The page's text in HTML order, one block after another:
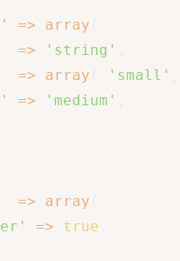
=> array
=> 'string'
=> array 'small'
=> 'medium'
=> array
=> true